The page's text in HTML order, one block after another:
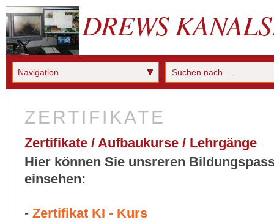
DREWS
Navigation
ZERTIFIKATE
Zertifikate / Aufbaukurse / Lehrgänge
Hier können Sie unsreren
einsehen:
- Zertifikat KI - Kurs